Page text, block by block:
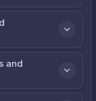
and